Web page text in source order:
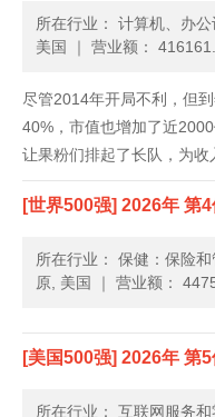
所在行业： 计算机、办公
美国
｜ 营业额：
尽管2014年开局不利，但
40%，市值也增加了近
让果粉们排起了长队，为收
Pay和Apple Watch等新的
市前三天就创纪录地卖出
[世界500强] 2026年 第4
所在行业： 保健：保险
原, 美国
｜ 营业额：
[美国500强] 2026年 第5
所在行业： 互联网服务和